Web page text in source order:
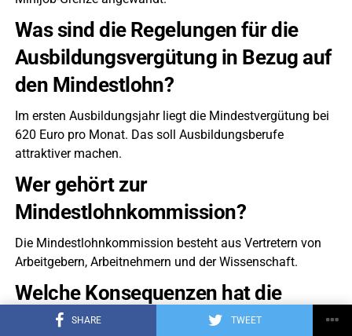
SHARE TWEET
Was sind die Regelungen für die
Ausbildungsvergütung in Bezug auf
den Mindestlohn?
Im ersten Ausbildungsjahr liegt die Mindestvergütung bei
620 Euro pro Monat. Das soll Ausbildungsberufe
attraktiver machen.
Wer gehört zur
Mindestlohnkommission?
Die Mindestlohnkommission besteht aus Vertretern von
Arbeitgebern, Arbeitnehmern und der Wissenschaft.
Welche Konsequenzen hat die
Nichteinhaltung des Mindestlohns